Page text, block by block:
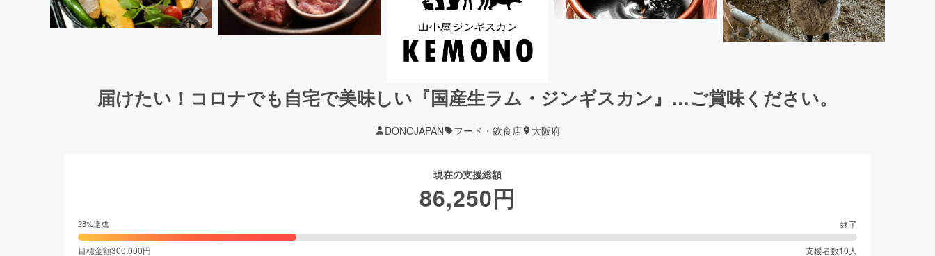
届けたい！コロナでも自宅で美味しい『国産生ラム・ジンギスカン』…ご賞味ください。
DONOJAPAN フード・飲食店 大阪府
現在の支援総額
86,250円
28%達成 終了
目標金額300,000円 支援者数10 人